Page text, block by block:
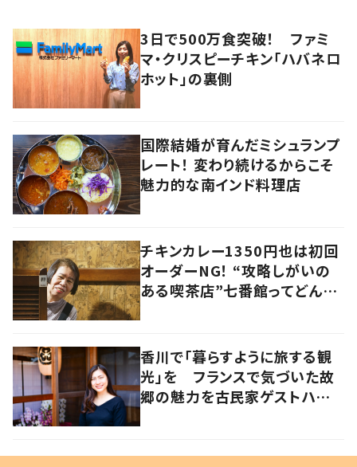
3日で500万食突破！ ファミ
マ・クリスピーチキン「ハバネロ
ホット」の裏側
国際結婚が育んだミシュランプ
レート！ 変わり続けるからこそ
魅力的な南インド料理店
チキンカレー1350円也は初回
オーダーNG！ “攻略しがいの
ある喫茶店”七番館ってどんな
香川で「暮らすように旅する観
光」を フランスで気づいた故
郷の魅力を古民家ゲストハウス